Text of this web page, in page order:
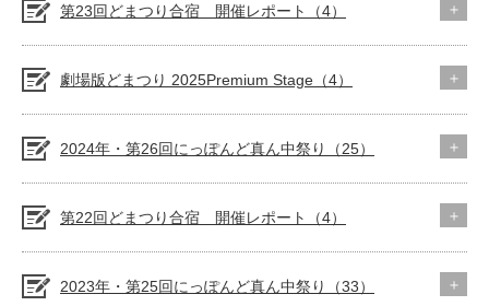
第23回どまつり合宿 開催レポート（4）
劇場版どまつり 2025Premium Stage（4）
2024年・第26回にっぽんど真ん中祭り（25）
第22回どまつり合宿 開催レポート（4）
2023年・第25回にっぽんど真ん中祭り（33）